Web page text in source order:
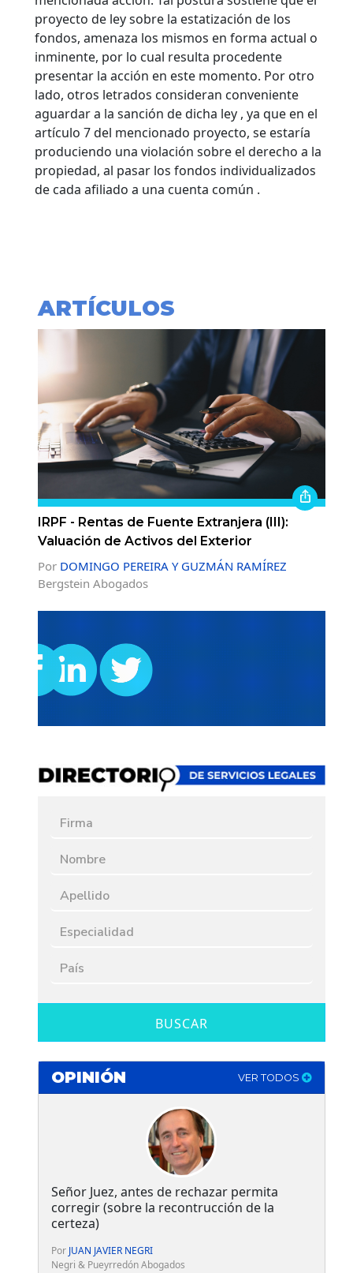
proyecto de ley sobre la estatización de los
fondos, amenaza los mismos en forma actual o
inminente, por lo cual resulta procedente
presentar la acción en este momento. Por otro
lado, otros letrados consideran conveniente
aguardar a la sanción de dicha ley , ya que en el
artículo 7 del mencionado proyecto, se estaría
produciendo una violación sobre el derecho a la
propiedad, al pasar los fondos individualizados
de cada afiliado a una cuenta común .
ARTÍCULOS
IRPF - Rentas de Fuente Extranjera (III):
Valuación de Activos del Exterior
Por DOMINGO PEREIRA Y GUZMÁN RAMÍREZ
Bergstein Abogados
BUSCAR
OPINIÓN VER TODOS
Señor Juez, antes de rechazar permita
corregir (sobre la recontrucción de la
certeza)
Por JUAN JAVIER NEGRI
Negri & Pueyrredón Abogados